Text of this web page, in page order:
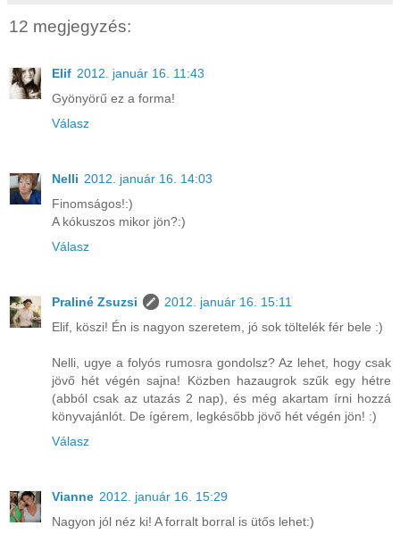
12 megjegyzés:
Elif 2012. január 16. 11:43
Gyönyörű ez a forma!
Válasz
Nelli 2012. január 16. 14:03
Finomságos!:)
A kókuszos mikor jön?:)
Válasz
Praliné Zsuzsi
2012. január 16. 15:11
Elif, köszi! Én is nagyon szeretem, jó sok töltelék fér bele :)
Nelli, ugye a folyós rumosra gondolsz? Az lehet, hogy csak
jövő hét végén sajna! Közben hazaugrok szűk egy hétre
(abból csak az utazás 2 nap), és még akartam írni hozzá
könyvajánlót. De ígérem, legkésőbb jövő hét végén jön! :)
Válasz
Vianne 2012. január 16. 15:29
Nagyon jól néz ki! A forralt borral is ütős lehet:)